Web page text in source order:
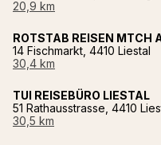
20,9 km
ROTSTAB REISEN MTCH
14 Fischmarkt, 4410 Liestal
30,4 km
TUI REISEBÜRO LIESTAL
51 Rathausstrasse, 4410
30,5 km